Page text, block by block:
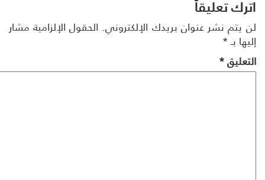
تعليقاً
يتم نشر عنوان بريدك الإلكتروني. الحقول الإلزامية مشار
بـ*
*